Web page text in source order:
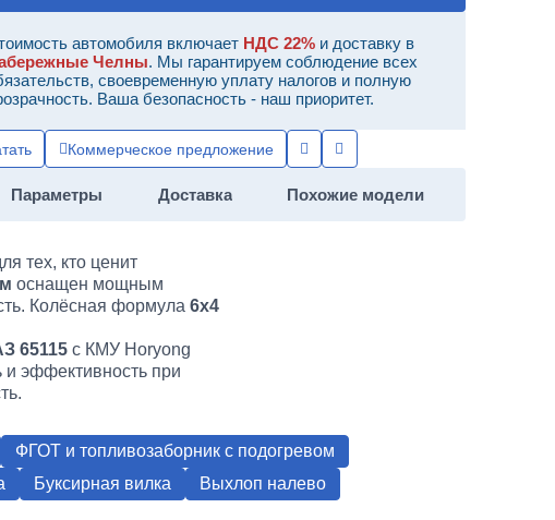
автомобиля включает НДС 22% и доставку в
Челны. Мы гарантируем соблюдение всех
своевременную уплату налогов и полную
Ваша безопасность - наш приоритет.
Коммерческое предложение
Параметры Доставка Похожие модели
тех, кто ценит
оснащен мощным
Колёсная формула 6х4
65115 с КМУ Horyong
эффективность при
ФГОТ и топливозаборник с подогревом
Буксирная вилка
Выхлоп налево